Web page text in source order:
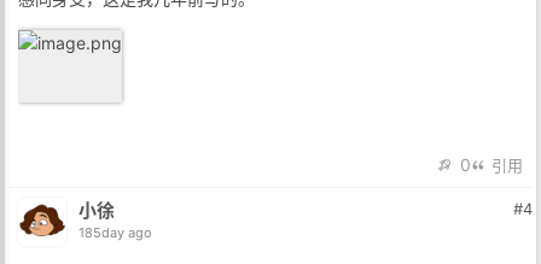
0 引用
小徐
185day ago
#4